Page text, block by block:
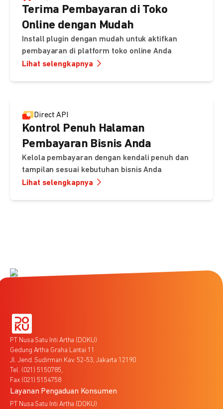
Terima Pembayaran di Toko
Online dengan Mudah
Install plugin dengan mudah untuk aktifkan
pembayaran di platform toko online Anda
Lihat selengkapnya
Direct API
Kontrol Penuh Halaman
Pembayaran Bisnis Anda
Kelola pembayaran dengan kendali penuh dan
tampilan sesuai kebutuhan bisnis Anda
Lihat selengkapnya
PT Nusa Satu Inti Artha (DOKU)
Gedung Artha Graha Lantai 11
Jl. Jend. Sudirman Kav. 52-53, Jakarta 12190
Tel. (021) 5150785,
Fax (021) 5154758
Layanan Pengaduan Konsumen
PT Nusa Satu Inti Artha (DOKU)